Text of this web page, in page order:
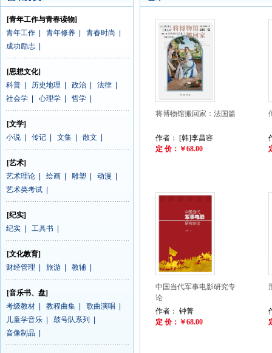
[青年工作与青春读物]
青年工作
青年修养 青春时尚
成功励志
[思想文化]
科普
历史地理 政治 法律
社会学
心理学 哲学
[文学]
小说
传记 文集 散文
[艺术]
艺术理论
绘画 雕塑 动漫
艺术类考试
[纪实]
纪实
工具书
[文化教育]
财经管理
旅游 教辅
[音乐书、盘]
考级教材
教程曲集 歌曲演唱
儿童学音乐
鼓号队系列
音像制品
将博物馆搬回家：法国篇
作者： [韩]李昌容
定 价：￥68.00
中国当代军事电影研究专
论
作者： 钟菁
定 价：￥68.00